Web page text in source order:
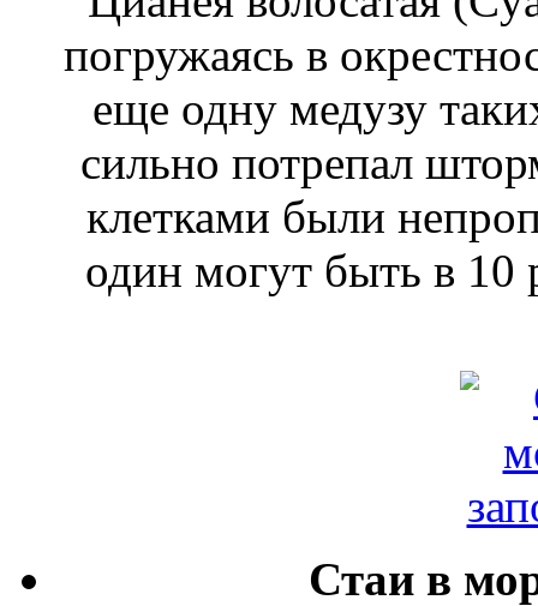
погружаясь в
еще одну медузу
сильно потрепал
клетками были
один могут быть в 10
Стаи в